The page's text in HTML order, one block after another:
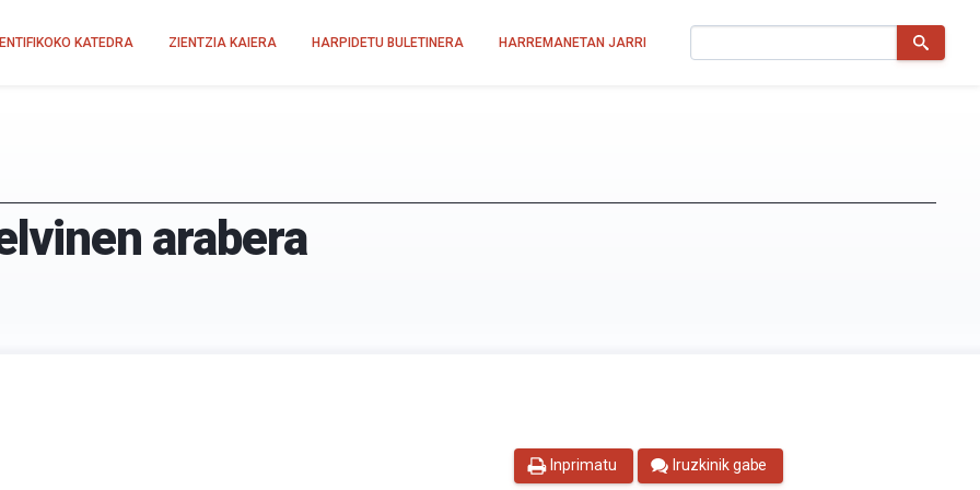
KATEDRA ZIENTZIA KAIERA HARPIDETU BULETINERA HARREMANETAN JARRI
arabera
Inprimatu Iruzkinik gabe